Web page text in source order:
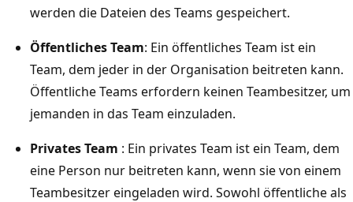
werden die Dateien des Teams gespeichert.
Öffentliches Team: Ein öffentliches Team ist ein
Team, dem jeder in der Organisation beitreten kann.
Öffentliche Teams erfordern keinen Teambesitzer, um
jemanden in das Team einzuladen.
Privates Team : Ein privates Team ist ein Team, dem
eine Person nur beitreten kann, wenn sie von einem
Teambesitzer eingeladen wird. Sowohl öffentliche als